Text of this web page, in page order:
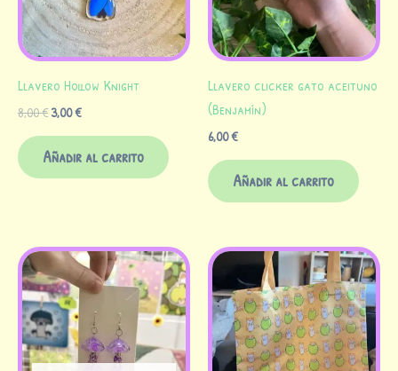
Llavero Hollow Knight
8,00€ 3,00€
Añadir al carrito
Llavero clicker gato aceituno
(Benjamín)
6,00€
Añadir al carrito